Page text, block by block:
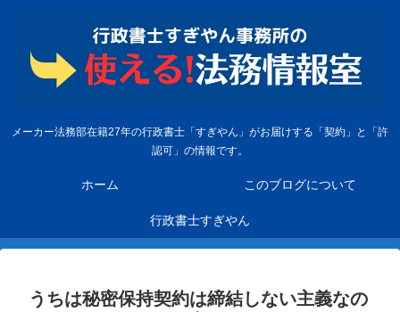
メーカー法務部在籍27年の行政書士「すぎやん」がお届けする「契約」と「許
認可」の情報です。
ホーム このブログについて
行政書士すぎやん
うちは秘密保持契約は締結しない主義なの